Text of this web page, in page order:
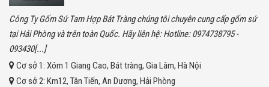
Công Ty Gốm Sứ Tam Hợp Bát Tràng chúng tôi chuyên cung cấp gốm sứ
tại Hải Phòng và trên toàn Quốc. Hãy liên hệ: Hotline: 0974738795 -
093430[...]
Cơ sở 1: Xóm 1 Giang Cao, Bát tràng, Gia Lâm, Hà Nội
Cơ sở 2: Km12, Tân Tiến, An Dương, Hải Phòng